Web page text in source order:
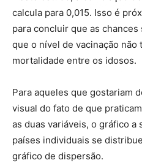
calcula para 0,015. Isso é
para concluir que as
que o nível de vacinação não
mortalidade entre os idosos.
Para aqueles que gostariam
visual do fato de que
as duas variáveis, o gráfico a
países individuais se
gráfico de dispersão.